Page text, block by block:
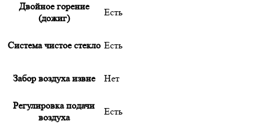
Двойное горение
(дожиг)
Есть
Система чистое стекло Есть
Забор воздуха извне Нет
Регулировка подачи
воздуха
Есть